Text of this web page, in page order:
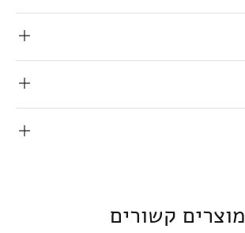
מוצרים קשורים